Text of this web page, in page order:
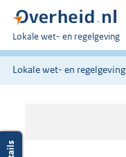
U
bent
hier:
Lokale wet- en regelgeving
Lokale wet- en regelgeving